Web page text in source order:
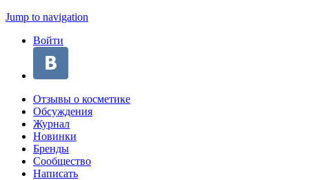
Jump to navigation
Войти
Отзывы о косметике
Обсуждения
Журнал
Новинки
Бренды
Сообщество
Написать